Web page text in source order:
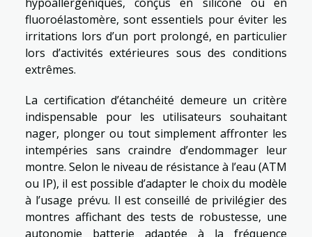
fluoroélastomère, sont essentiels pour éviter les
irritations lors d’un port prolongé, en particulier
lors d’activités extérieures sous des conditions
extrêmes.
La certification d’étanchéité demeure un critère
indispensable pour les utilisateurs souhaitant
nager, plonger ou tout simplement affronter les
intempéries sans craindre d’endommager leur
montre. Selon le niveau de résistance à l’eau (ATM
ou IP), il est possible d’adapter le choix du modèle
à l’usage prévu. Il est conseillé de privilégier des
montres affichant des tests de robustesse, une
autonomie batterie adaptée à la fréquence